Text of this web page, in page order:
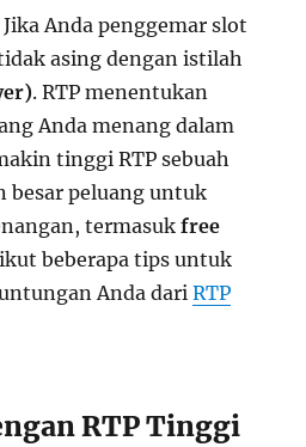
Anda penggemar slot
asing dengan istilah
. RTP menentukan
Anda menang dalam
tinggi RTP sebuah
besar peluang untuk
termasukfree
beberapa tips untuk
Anda dariRTP
RTP Tinggi